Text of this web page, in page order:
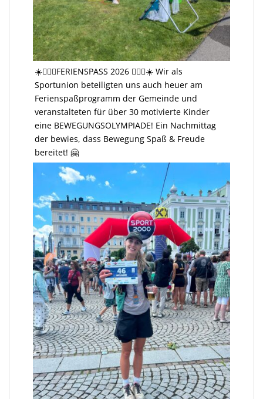
☀️🤸🏻‍♂️FERIENSPASS 2026 🤸🏻‍♂️☀️ Wir als
Sportunion beteiligten uns auch heuer am
Ferienspaßprogramm der Gemeinde und
veranstalteten für über 30 motivierte Kinder
eine BEWEGUNGSOLYMPIADE! Ein Nachmittag
der bewies, dass Bewegung Spaß & Freude
bereitet! 🤗